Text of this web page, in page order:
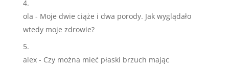
ola - Moje dwie ciąże i dwa porody. Jak wyglądało
wtedy moje zdrowie?
alex- Czy można mieć płaski brzuch mając